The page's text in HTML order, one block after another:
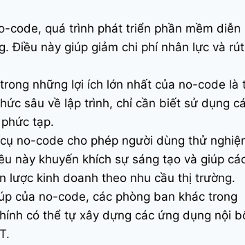
code, quá trình phát triển phần mềm diễn
Điều này giúp giảm chi phí nhân lực và rút
những lợi ích lớn nhất của no-code là
sâu về lập trình, chỉ cần biết sử dụng
tạp.
no-code cho phép người dùng thử
này khuyến khích sự sáng tạo và giúp
lược kinh doanh theo nhu cầu thị trường.
của no-code, các phòng ban khác trong
có thể tự xây dựng các ứng dụng nội